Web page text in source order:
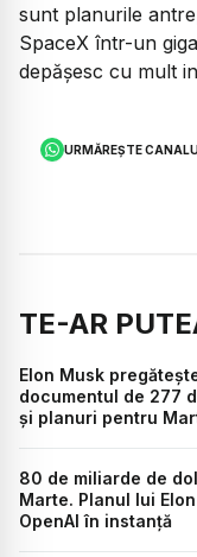
sunt planurile
SpaceX într-un
depășesc cu mult
URMĂREȘTE
TE-AR
Elon Musk
documentul de 277
și planuri pentru
80 de miliarde de
Marte. Planul lui
OpenAI în instanță